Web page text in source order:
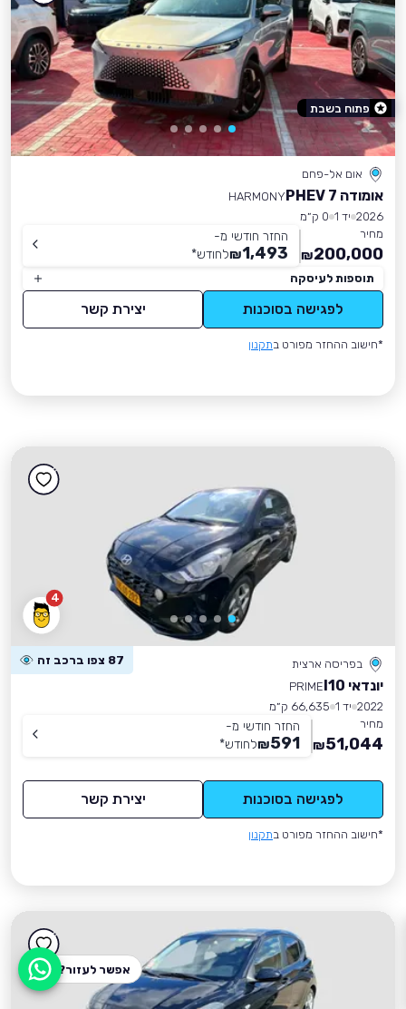
אום אל-פחם
אומודה 7 PHEV
HARMONY
2026 יד 1
0 ק״מ
מחיר
200,000
₪
החזר חודשי מ-
1,493
₪לחודש*
תוספות לעיסקה
לפגישה בסוכנות יצירת קשר
*חישוב ההחזר מפורט בתקנון
פתוח בשבת
4
בפריסה ארצית 87 צפו ברכב זה
יונדאי I10
PRIME
2022 יד 1
66,635 ק״מ
מחיר
51,044
₪
החזר חודשי מ-
591
₪לחודש*
לפגישה בסוכנות יצירת קשר
*חישוב ההחזר מפורט בתקנון
אפשר לעזור?